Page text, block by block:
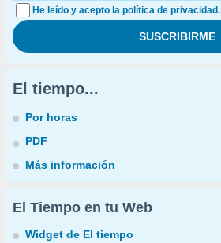
He leído y acepto la política de privacidad.
El tiempo...
Por horas
PDF
Más información
El Tiempo en tu Web
Widget de El tiempo